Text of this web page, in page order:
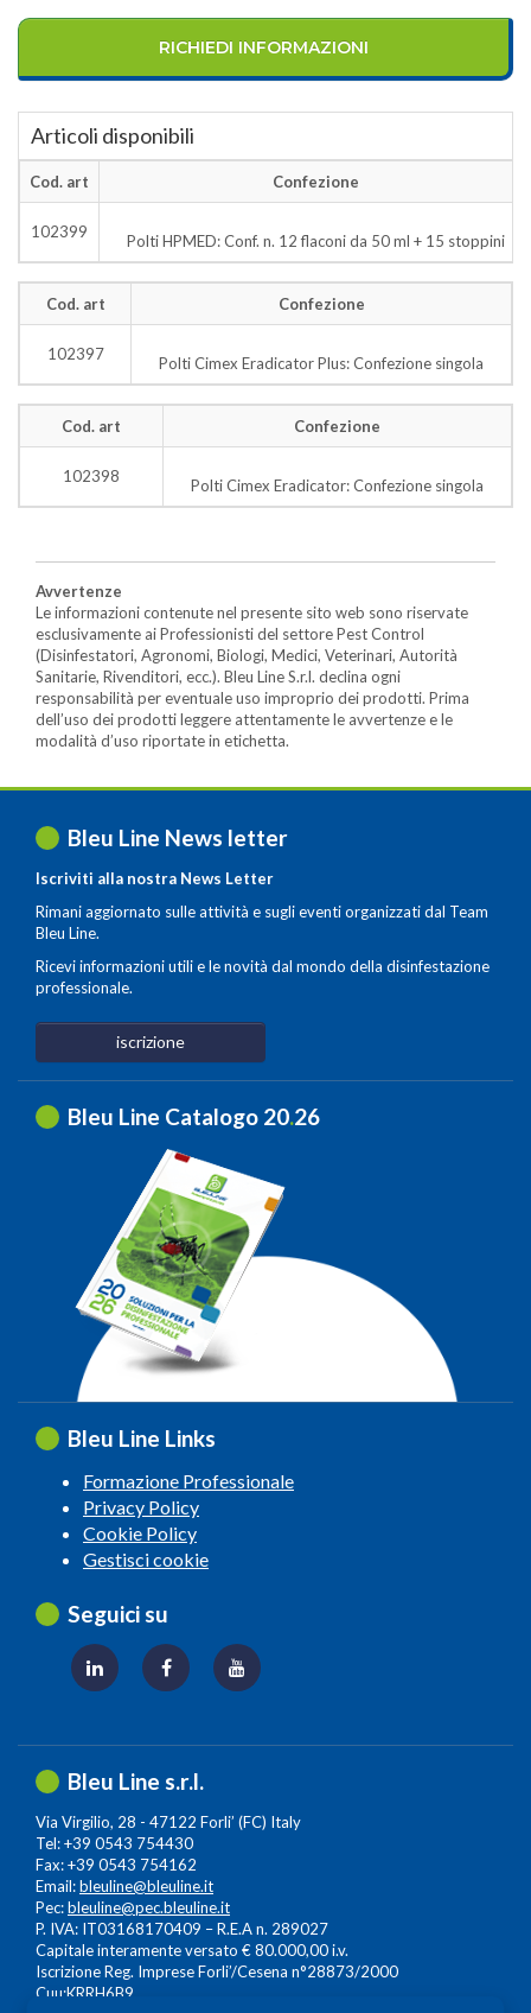
RICHIEDI INFORMAZIONI
Articoli disponibili
Cod. art Confezione
102399 Polti HPMED: Conf. n. 12 flaconi da 50 ml + 15 stoppini
Cod. art Confezione
102397 Polti Cimex Eradicator Plus: Confezione singola
Cod. art Confezione
102398 Polti Cimex Eradicator: Confezione singola
Avvertenze
Le informazioni contenute nel presente sito web sono riservate
esclusivamente ai Professionisti del settore Pest Control
(Disinfestatori, Agronomi, Biologi, Medici, Veterinari, Autorità
Sanitarie, Rivenditori, ecc.). Bleu Line S.r.l. declina ogni
responsabilità per eventuale uso improprio dei prodotti. Prima
dell’uso dei prodotti leggere attentamente le avvertenze e le
modalità d’uso riportate in etichetta.
Bleu Line News letter
Iscriviti alla nostra News Letter
Rimani aggiornato sulle attività e sugli eventi organizzati dal Team
Bleu Line.
Ricevi informazioni utili e le novità dal mondo della disinfestazione
professionale.
iscrizione
Bleu Line Catalogo 20.26
Bleu Line Links
Formazione Professionale
Privacy Policy
Cookie Policy
Gestisci cookie
Seguici su
Bleu Line s.r.l.
Via Virgilio, 28 - 47122 Forli’ (FC) Italy
Tel: +39 0543 754430
Fax: +39 0543 754162
Email:bleuline@bleuline.it
Pec:bleuline@pec.bleuline.it
P. IVA: IT03168170409 – R.E.A n. 289027
Capitale interamente versato € 80.000,00 i.v.
Iscrizione Reg. Imprese Forli’/Cesena n°28873/2000
Cuu:KRRH6B9